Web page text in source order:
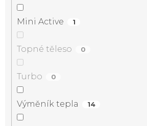
Mini Active 1
Topné těleso 0
Turbo 0
Výměník tepla 14